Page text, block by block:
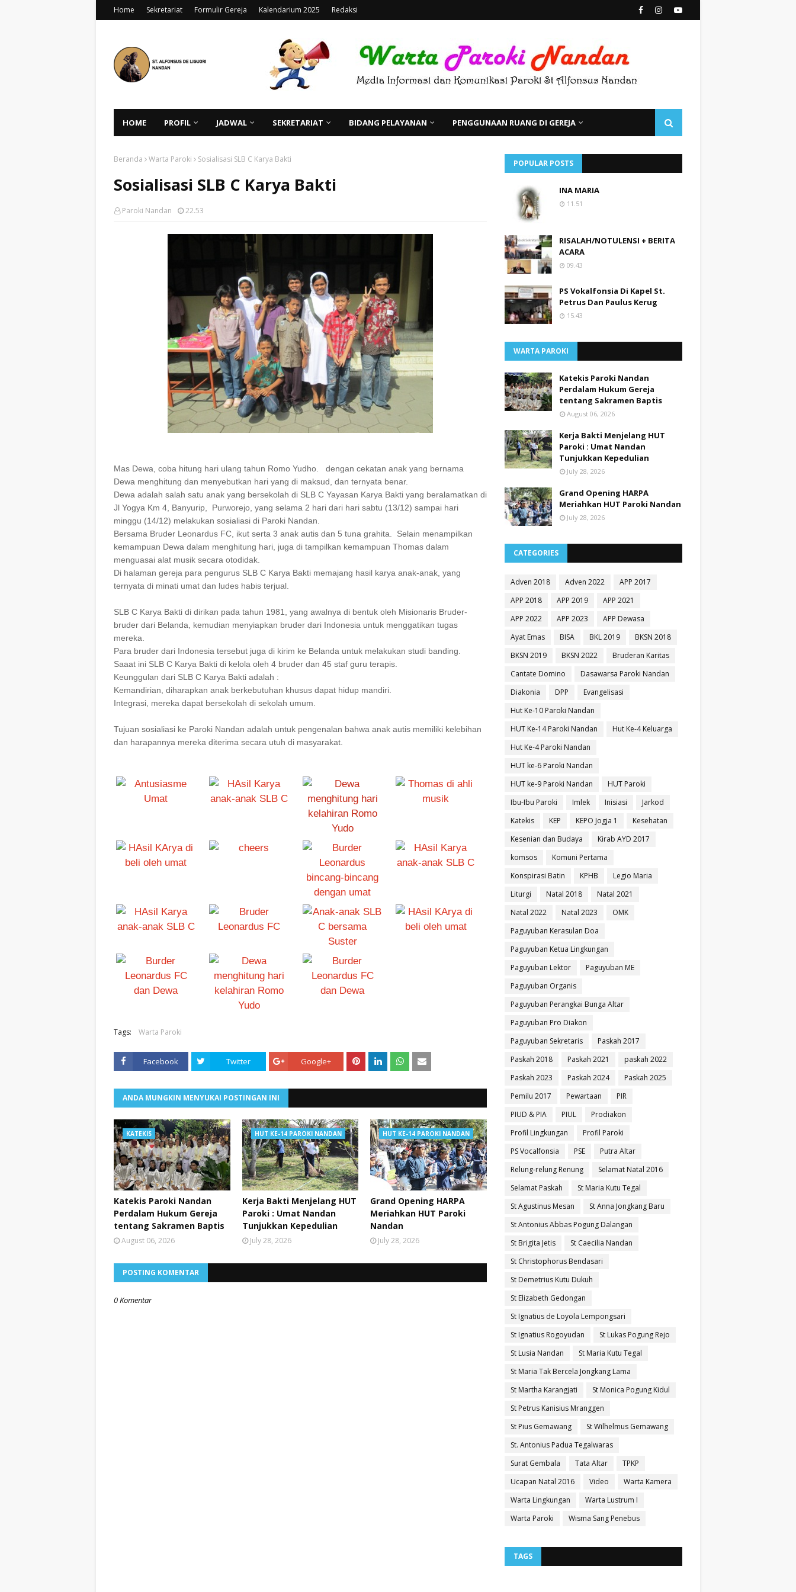
Home Sekretariat Formulir Gereja Kalendarium 2025 Redaksi
HOME PROFIL JADWAL SEKRETARIAT BIDANG PELAYANAN PENGGUNAAN RUANG DI GEREJA
Beranda Warta Paroki Sosialisasi SLB C Karya Bakti
Sosialisasi SLB C Karya Bakti
Paroki Nandan 22.53
Mas Dewa, coba hitung hari ulang tahun Romo Yudho. dengan cekatan anak yang bernama
Dewa menghitung dan menyebutkan hari yang di maksud, dan ternyata benar.
Dewa adalah salah satu anak yang bersekolah di SLB C Yayasan Karya Bakti yang beralamatkan di
Jl Yogya Km 4, Banyurip, Purworejo, yang selama 2 hari dari hari sabtu (13/12) sampai hari
minggu (14/12) melakukan sosialiasi di Paroki Nandan.
Bersama Bruder Leonardus FC, ikut serta 3 anak autis dan 5 tuna grahita. Selain menampilkan
kemampuan Dewa dalam menghitung hari, juga di tampilkan kemampuan Thomas dalam
menguasai alat musik secara otodidak.
Di halaman gereja para pengurus SLB C Karya Bakti memajang hasil karya anak-anak, yang
ternyata di minati umat dan ludes habis terjual.
SLB C Karya Bakti di dirikan pada tahun 1981, yang awalnya di bentuk oleh Misionaris Bruder-
bruder dari Belanda, kemudian menyiapkan bruder dari Indonesia untuk menggatikan tugas
mereka.
Para bruder dari Indonesia tersebut juga di kirim ke Belanda untuk melakukan studi banding.
Saaat ini SLB C Karya Bakti di kelola oleh 4 bruder dan 45 staf guru terapis.
Keunggulan dari SLB C Karya Bakti adalah :
Kemandirian, diharapkan anak berkebutuhan khusus dapat hidup mandiri.
Integrasi, mereka dapat bersekolah di sekolah umum.
Tujuan sosialiasi ke Paroki Nandan adalah untuk pengenalan bahwa anak autis memiliki kelebihan
dan harapannya mereka diterima secara utuh di masyarakat.
Tags: Warta Paroki
Facebook Twitter Google+
ANDA MUNGKIN MENYUKAI POSTINGAN INI
KATEKIS
Katekis Paroki Nandan
Perdalam Hukum Gereja
tentang Sakramen Baptis
August 06, 2026
HUT KE-14 PAROKI NANDAN
Kerja Bakti Menjelang HUT
Paroki : Umat Nandan
Tunjukkan Kepedulian
July 28, 2026
HUT KE-14 PAROKI NANDAN
Grand Opening HARPA
Meriahkan HUT Paroki
Nandan
July 28, 2026
POSTING KOMENTAR
0 Komentar
POPULAR POSTS
INA MARIA
11.51
RISALAH/NOTULENSI + BERITA
ACARA
09.43
PS Vokalfonsia Di Kapel St.
Petrus Dan Paulus Kerug
15.43
WARTA PAROKI
Katekis Paroki Nandan
Perdalam Hukum Gereja
tentang Sakramen Baptis
August 06, 2026
Kerja Bakti Menjelang HUT
Paroki : Umat Nandan
Tunjukkan Kepedulian
July 28, 2026
Grand Opening HARPA
Meriahkan HUT Paroki Nandan
July 28, 2026
CATEGORIES
Adven 2018 Adven 2022
APP 2017
APP 2018
APP 2019
APP 2021
APP 2022
APP 2023
APP Dewasa
Ayat Emas
BISA BKL 2019
BKSN 2018
BKSN 2019
BKSN 2022
Bruderan Karitas
Cantate Domino
Dasawarsa Paroki Nandan
Diakonia
DPP
Evangelisasi
Hut Ke-10 Paroki Nandan
HUT Ke-14 Paroki Nandan
Hut Ke-4 Keluarga
Hut Ke-4 Paroki Nandan
HUT ke-6 Paroki Nandan
HUT ke-9 Paroki Nandan
HUT Paroki
Ibu-Ibu Paroki
Imlek Inisiasi
Jarkod
Katekis
KEP KEPO Jogja 1
Kesehatan
Kesenian dan Budaya
Kirab AYD 2017
komsos
Komuni Pertama
Konspirasi Batin
KPHB
Legio Maria
Liturgi
Natal 2018
Natal 2021
Natal 2022
Natal 2023
OMK
Paguyuban Kerasulan Doa
Paguyuban Ketua Lingkungan
Paguyuban Lektor
Paguyuban ME
Paguyuban Organis
Paguyuban Perangkai Bunga Altar
Paguyuban Pro Diakon
Paguyuban Sekretaris
Paskah 2017
Paskah 2018
Paskah 2021
paskah 2022
Paskah 2023
Paskah 2024
Paskah 2025
Pemilu 2017
Pewartaan
PIR
PIUD & PIA
PIUL
Prodiakon
Profil Lingkungan
Profil Paroki
PS Vocalfonsia
PSE
Putra Altar
Relung-relung Renung
Selamat Natal 2016
Selamat Paskah
St Maria Kutu Tegal
St Agustinus Mesan
St Anna Jongkang Baru
St Antonius Abbas Pogung Dalangan
St Brigita Jetis
St Caecilia Nandan
St Christophorus Bendasari
St Demetrius Kutu Dukuh
St Elizabeth Gedongan
St Ignatius de Loyola Lempongsari
St Ignatius Rogoyudan
St Lukas Pogung Rejo
St Lusia Nandan
St Maria Kutu Tegal
St Maria Tak Bercela Jongkang Lama
St Martha Karangjati
St Monica Pogung Kidul
St Petrus Kanisius Mranggen
St Pius Gemawang
St Wilhelmus Gemawang
St. Antonius Padua Tegalwaras
Surat Gembala
Tata Altar
TPKP
Ucapan Natal 2016
Video
Warta Kamera
Warta Lingkungan
Warta Lustrum I
Warta Paroki
Wisma Sang Penebus
TAGS